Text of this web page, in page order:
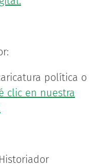
política o
clic en nuestra